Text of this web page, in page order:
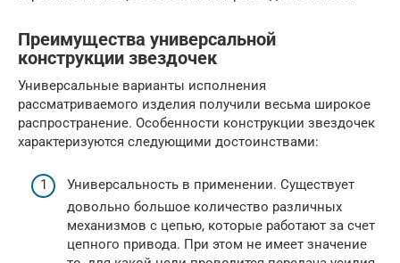
Преимущества универсальной
конструкции звездочек
Универсальные варианты исполнения
рассматриваемого изделия получили весьма широкое
распространение. Особенности конструкции звездочек
характеризуются следующими достоинствами:
Универсальность в применении. Существует
довольно большое количество различных
механизмов с цепью, которые работают за счет
цепного привода. При этом не имеет значение